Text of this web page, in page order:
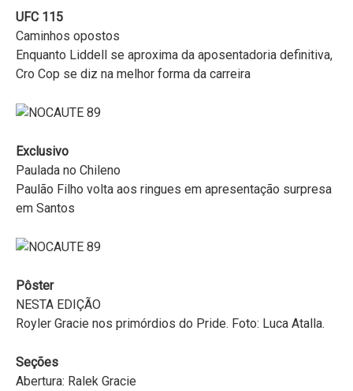
UFC 115
Caminhos opostos
Enquanto Liddell se aproxima da aposentadoria definitiva,
Cro Cop se diz na melhor forma da carreira
Exclusivo
Paulada no Chileno
Paulão Filho volta aos ringues em apresentação surpresa
em Santos
Pôster
NESTA EDIÇÃO
Royler Gracie nos primórdios do Pride. Foto: Luca Atalla.
Seções
Abertura: Ralek Gracie